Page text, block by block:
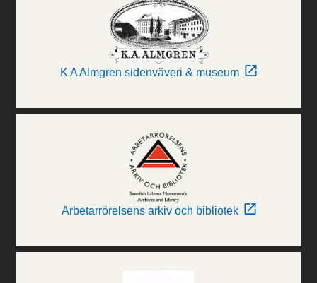
K A Almgren sidenväveri & museum
Arbetarrörelsens arkiv och bibliotek